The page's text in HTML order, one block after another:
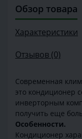
Обзор товара
Характеристики
Отзывов (0)
Современная
это кондиционер
инверторным
получить еще
Особенности.
Кондиционер